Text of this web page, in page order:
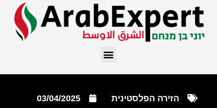
הזירה הפלסטינית 03/04/2025